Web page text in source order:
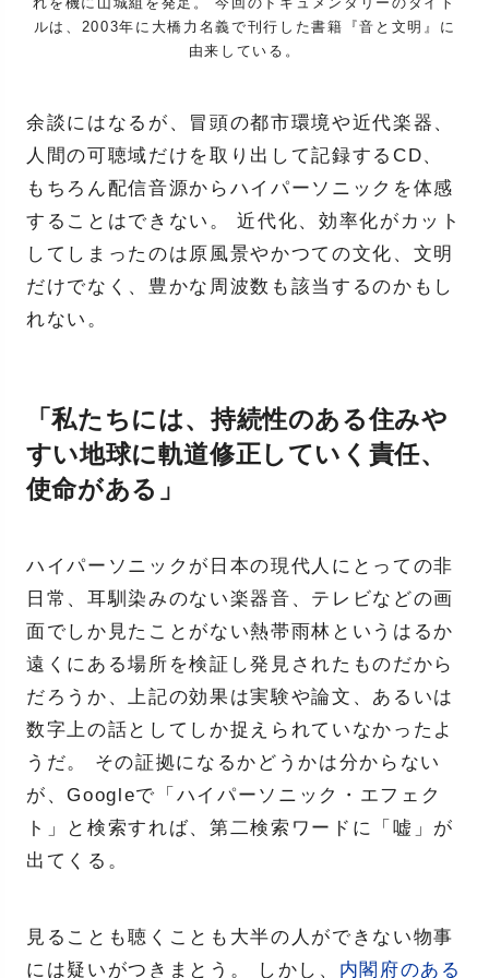
れを機に山城組を発足。 今回のドキュメンタリーのタイト
ルは、2003年に大橋力名義で刊行した書籍『音と文明』に
由来している。
余談にはなるが、冒頭の都市環境や近代楽器、
人間の可聴域だけを取り出して記録するCD、
もちろん配信音源からハイパーソニックを体感
することはできない。 近代化、効率化がカット
してしまったのは原風景やかつての文化、文明
だけでなく、豊かな周波数も該当するのかもし
れない。
「私たちには、持続性のある住みや
すい地球に軌道修正していく責任、
使命がある」
ハイパーソニックが日本の現代人にとっての非
日常、耳馴染みのない楽器音、テレビなどの画
面でしか見たことがない熱帯雨林というはるか
遠くにある場所を検証し発見されたものだから
だろうか、上記の効果は実験や論文、あるいは
数字上の話としてしか捉えられていなかったよ
うだ。 その証拠になるかどうかは分からない
が、Googleで「ハイパーソニック・エフェク
ト」と検索すれば、第二検索ワードに「嘘」が
出てくる。
見ることも聴くことも大半の人ができない物事
には疑いがつきまとう。 しかし、 内閣府のある